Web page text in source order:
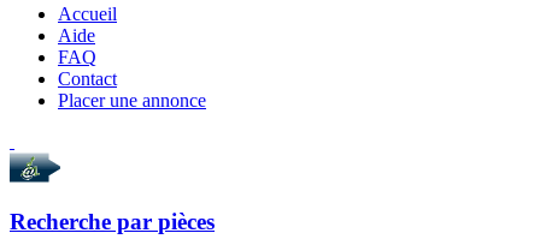
Accueil
Aide
FAQ
Contact
Placer une annonce
Recherche par pièces